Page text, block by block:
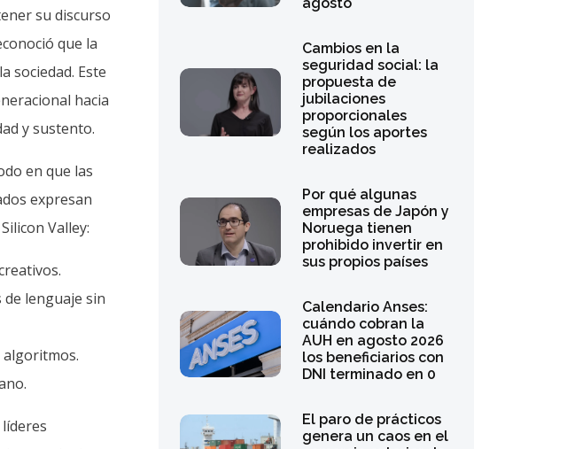
su discurso
que la
sociedad. Este
hacia
y sustento.
en que las
expresan
Valley:
lenguaje sin
algoritmos.
Cambios en la
seguridad social: la
propuesta de
jubilaciones
proporcionales
según los aportes
realizados
Por qué algunas
empresas de Japón y
Noruega tienen
prohibido invertir en
sus propios países
Calendario Anses:
cuándo cobran la
AUH en agosto 2026
los beneficiarios con
DNI terminado en 0
El paro de prácticos
genera un caos en el